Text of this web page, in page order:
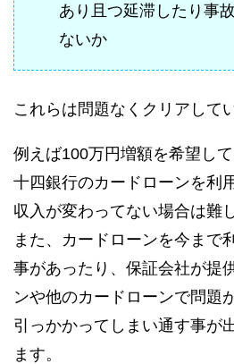
あり且つ延滞したり事
ないか
これらは問題なくクリアして
例えば100万円増額を希望し
十四銀行のカードローンを利
収入が変わってない場合は難
また、カードローンを今まで
事があったり、保証会社が提
ンや他のカードローンで問題
引っかかってしまい通す事が
ます。